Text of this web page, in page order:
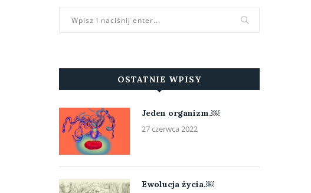
OSTATNIE WPISY
Jeden organizm.￼
27 czerwca 2022
Ewolucja życia.￼